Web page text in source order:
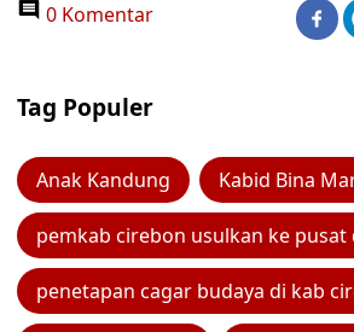
0 Komentar
Tag Populer
Anak Kandung Kabid Bina
pemkab cirebon usulkan ke pusat
penetapan cagar budaya di kab